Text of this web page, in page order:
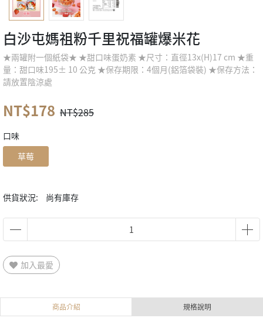
白沙屯媽祖粉千里祝福罐爆米花
★兩罐附一個紙袋★ ★甜口味蛋奶素 ★尺寸：直徑13x(H)17 cm ★重
量：甜口味195± 10 公克 ★保存期限：4個月(鋁箔袋裝) ★保存方法：
請放置陰涼處
NT$178 NT$285
供貨狀況: 尚有庫存
口味
草莓
加入最愛
商品介紹 規格說明